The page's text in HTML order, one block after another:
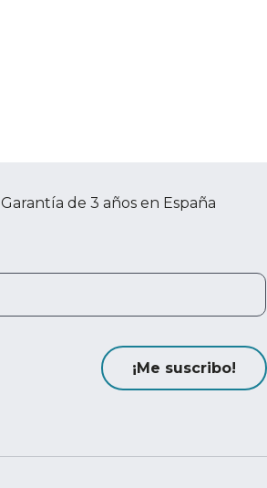
Garantía de 3 años en España
¡Me suscribo!